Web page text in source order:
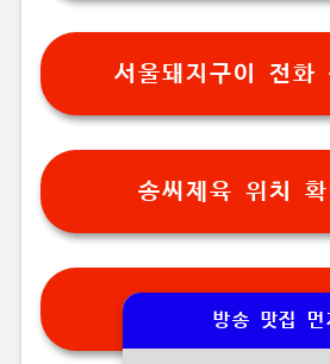
서울돼지구이 전화
송씨제육 위치 확
송씨제육 전화 문
방송 맛집 먼